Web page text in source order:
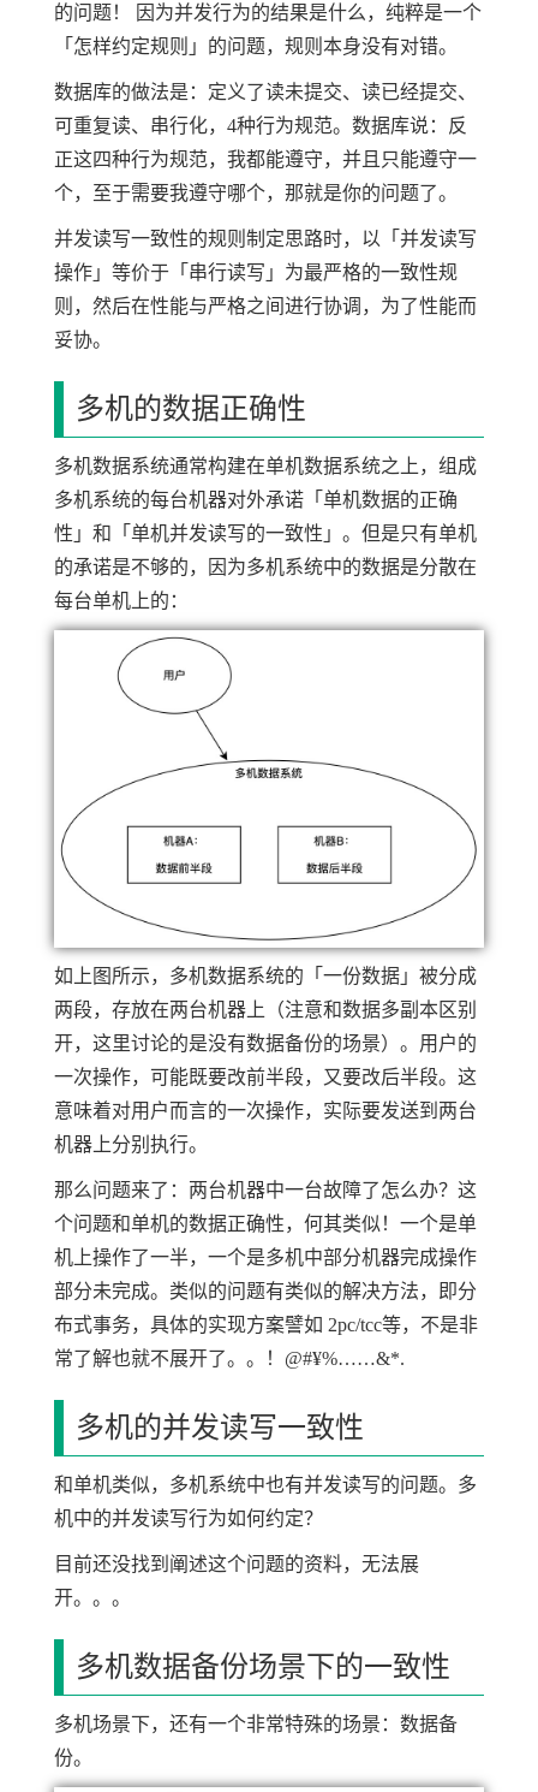
的问题！ 因为并发行为的结果是什么，纯粹是一个
「怎样约定规则」的问题，规则本身没有对错。
数据库的做法是：定义了读未提交、读已经提交、
可重复读、串行化，4种行为规范。数据库说：反
正这四种行为规范，我都能遵守，并且只能遵守一
个，至于需要我遵守哪个，那就是你的问题了。
并发读写一致性的规则制定思路时，以「并发读写
操作」等价于「串行读写」为最严格的一致性规
则，然后在性能与严格之间进行协调，为了性能而
妥协。
多机的数据正确性
多机数据系统通常构建在单机数据系统之上，组成
多机系统的每台机器对外承诺「单机数据的正确
性」和「单机并发读写的一致性」。但是只有单机
的承诺是不够的，因为多机系统中的数据是分散在
每台单机上的：
如上图所示，多机数据系统的「一份数据」被分成
两段，存放在两台机器上（注意和数据多副本区别
开，这里讨论的是没有数据备份的场景）。用户的
一次操作，可能既要改前半段，又要改后半段。这
意味着对用户而言的一次操作，实际要发送到两台
机器上分别执行。
那么问题来了：两台机器中一台故障了怎么办？这
个问题和单机的数据正确性，何其类似！一个是单
机上操作了一半，一个是多机中部分机器完成操作
部分未完成。类似的问题有类似的解决方法，即分
布式事务，具体的实现方案譬如 2pc/tcc等，不是非
常了解也就不展开了。。！@#¥%……&*.
多机的并发读写一致性
和单机类似，多机系统中也有并发读写的问题。多
机中的并发读写行为如何约定？
目前还没找到阐述这个问题的资料，无法展
开。。。
多机数据备份场景下的一致性
多机场景下，还有一个非常特殊的场景：数据备
份。